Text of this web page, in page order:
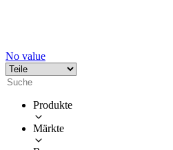
No value
Produkte
Märkte